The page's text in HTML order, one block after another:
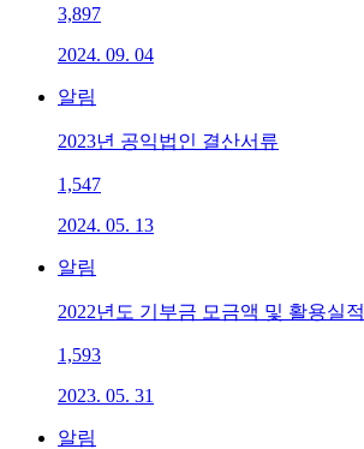
3,897
2024. 09. 04
알림
2023년 공익법인 결산서류
1,547
2024. 05. 13
알림
2022년도 기부금 모금액 및 활용실적
1,593
2023. 05. 31
알림